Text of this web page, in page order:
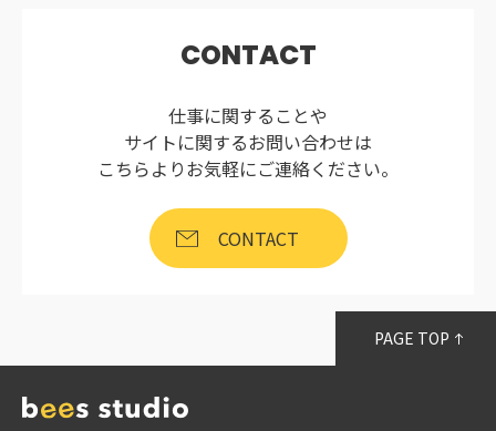
CONTACT
仕事に関することや
サイトに関するお問い合わせは
こちらよりお気軽にご連絡ください。
CONTACT
PAGE TOP